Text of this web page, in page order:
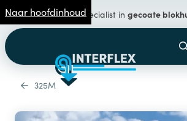
Naar hoofdinhoudSpecialist in gecoate
325M